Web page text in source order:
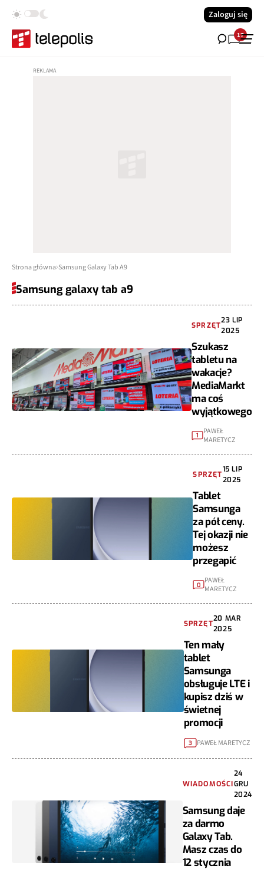
Zaloguj się
17
Strona główna Samsung Galaxy Tab A9
Samsung galaxy tab a9
SPRZĘT
23 LIP
2025
Szukasz
tabletu na
wakacje?
MediaMarkt
ma coś
wyjątkowego
1
PAWEŁ
MARETYCZ
SPRZĘT
15 LIP
2025
Tablet
Samsunga
za pół ceny.
Tej okazji nie
możesz
przegapić
0
PAWEŁ
MARETYCZ
SPRZĘT
20 MAR
2025
Ten mały
tablet
Samsunga
obsługuje LTE i
kupisz dziś w
świetnej
promocji
3 PAWEŁ MARETYCZ
WIADOMOŚCI
24
GRU
2024
Samsung daje
za darmo
Galaxy Tab.
Masz czas do
12 stycznia